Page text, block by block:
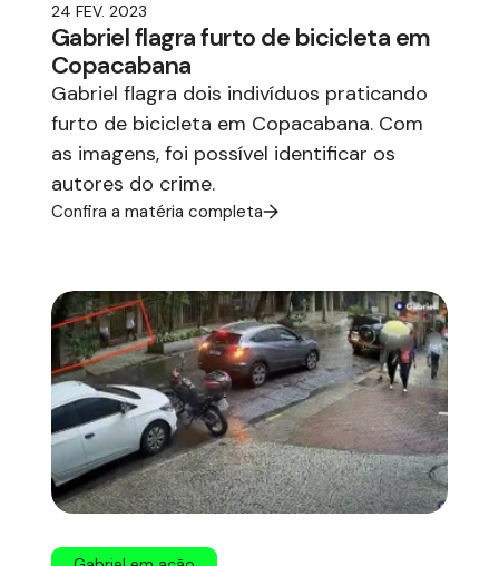
24 FEV. 2023
Gabriel flagra furto de bicicleta em
Copacabana
Gabriel flagra dois indivíduos praticando
furto de bicicleta em Copacabana. Com
as imagens, foi possível identificar os
autores do crime.
Confira a matéria completa